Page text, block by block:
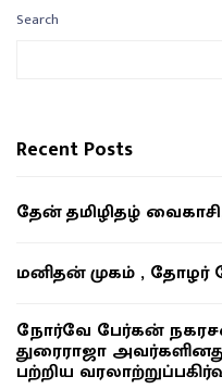
Search
Recent Posts
தேன் தமிழிதழ்
மனிதன் முகம் , தோழர்
நோர்வே பேர்கன்
துரைராஜா
பற்றிய